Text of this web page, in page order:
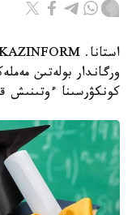
ورگاندار بولەتىن
كونكۋرسىنا ءوتىنىش